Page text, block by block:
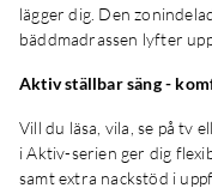
lägger dig. Den
bäddmadrassen lyfter
Aktiv ställbar säng -
Vill du läsa, vila, se på tv
i Aktiv-serien ger dig
samt extra nackstöd i